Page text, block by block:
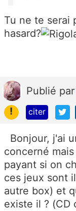
Tu ne te serai
hasard?
Publié par
!
citer
Bonjour, j'ai
concerné
payant si on
ces jeux sont
autre box) et
existe il ? (CD